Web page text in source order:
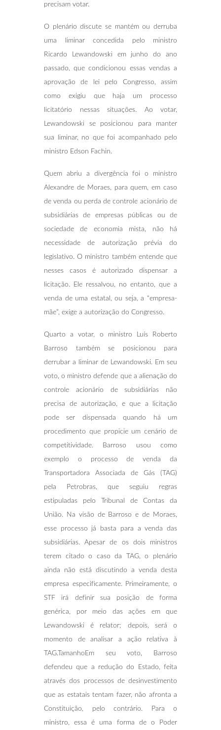
precisam votar.
O plenário discute se mantém ou derruba
uma liminar concedida pelo ministro
Ricardo Lewandowski em junho do ano
passado, que condicionou essas vendas a
aprovação de lei pelo Congresso, assim
como exigiu que haja um processo
licitatório nessas situações. Ao votar,
Lewandowski se posicionou para manter
sua liminar, no que foi acompanhado pelo
ministro Edson Fachin.
Quem abriu a divergência foi o ministro
Alexandre de Moraes, para quem, em caso
de venda ou perda de controle acionário de
subsidiárias de empresas públicas ou de
sociedade de economia mista, não há
necessidade de autorização prévia do
legislativo. O ministro também entende que
nesses casos é autorizado dispensar a
licitação. Ele ressalvou, no entanto, que a
venda de uma estatal, ou seja, a “empresa-
mãe”, exige a autorização do Congresso.
Quarto a votar, o ministro Luís Roberto
Barroso também se posicionou para
derrubar a liminar de Lewandowski. Em seu
voto, o ministro defende que a alienação do
controle acionário de subsidiárias não
precisa de autorização, e que a licitação
pode ser dispensada quando há um
procedimento que propicie um cenário de
competitividade. Barroso usou como
exemplo o processo de venda da
Transportadora Associada de Gás (TAG)
pela Petrobras, que seguiu regras
estipuladas pelo Tribunal de Contas da
União. Na visão de Barroso e de Moraes,
esse processo já basta para a venda das
subsidiárias. Apesar de os dois ministros
terem citado o caso da TAG, o plenário
ainda não está discutindo a venda desta
empresa especificamente. Primeiramente, o
STF irá definir sua posição de forma
genérica, por meio das ações em que
Lewandowski é relator; depois, será o
momento de analisar a ação relativa à
TAG.TamanhoEm seu voto, Barroso
defendeu que a redução do Estado, feita
através dos processos de desinvestimento
que as estatais tentam fazer, não afronta a
Constituição, pelo contrário. Para o
ministro, essa é uma forma de o Poder